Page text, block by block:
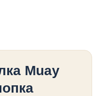
Muay